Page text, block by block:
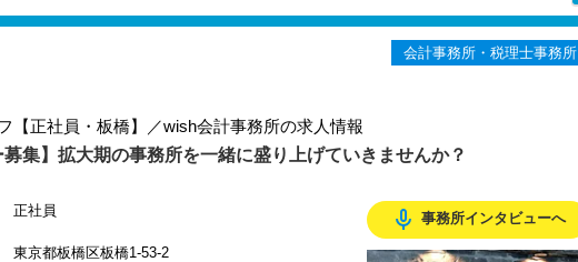
会計事務所・税理士事務所
【正社員・板橋】／wish会計事務所の求人情報
募集】拡大期の事務所を一緒に盛り上げていきませんか？
正社員
東京都板橋区板橋1-53-2
mic_none 事務所インタビューへ